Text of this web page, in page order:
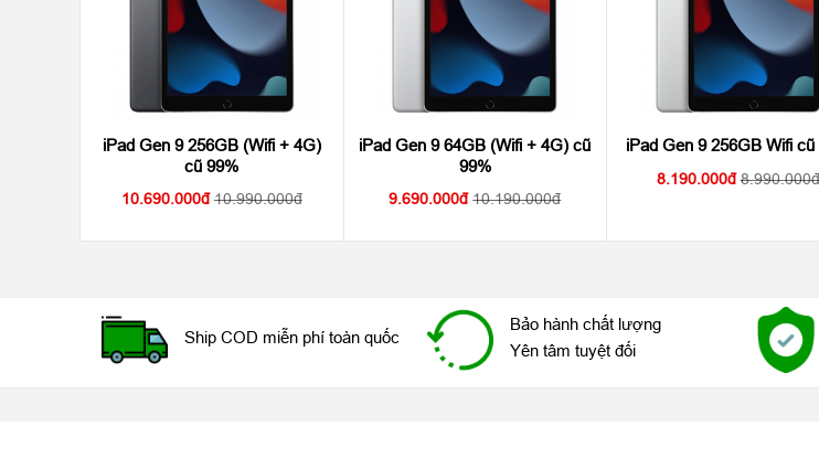
iPad Gen 9 256GB (Wifi + 4G)
cũ 99%
10.690.000 10.990.000
iPad Gen 9 64GB (Wifi + 4G) cũ
99%
9.690.000 10.190.000
iPad Gen 9 256GB Wifi cũ
8.190.000 8.990.000
Ship COD miễn phí toàn quốc
Bảo hành chất lượng
Yên tâm tuyệt đối